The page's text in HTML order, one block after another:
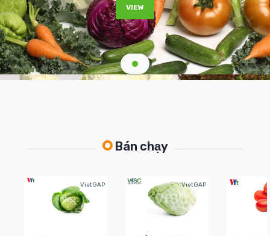
VIEW
Bán chạy
VietGAP VietGAP